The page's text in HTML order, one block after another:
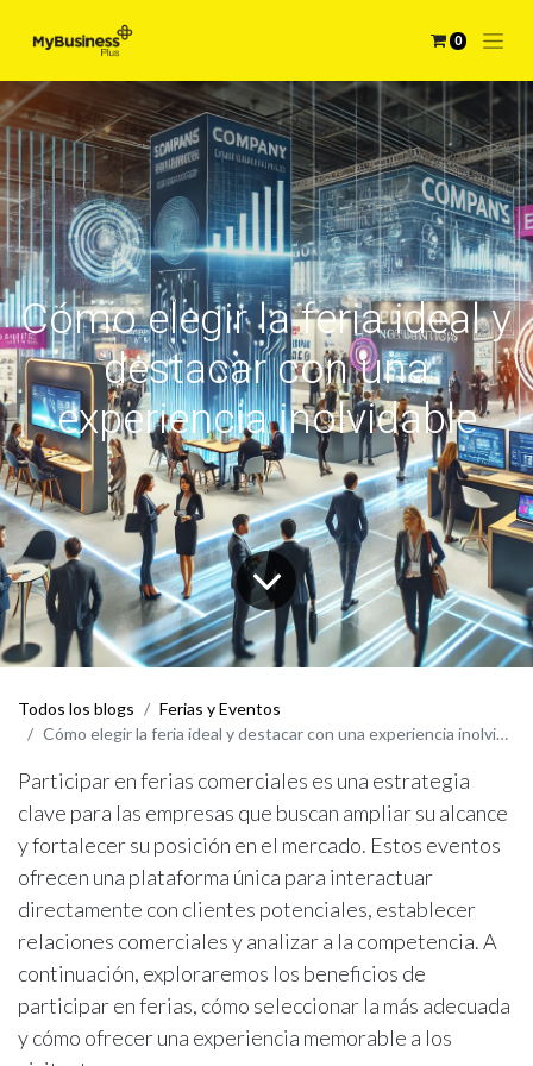
0
Cómo elegir la feria ideal y
destacar con una
experiencia inolvidable
Todos los blogs
Ferias y Eventos
Cómo elegir la feria ideal y destacar con una experiencia inolvidable
Participar en ferias comerciales es una estrategia
clave para las empresas que buscan ampliar su alcance
y fortalecer su posición en el mercado. Estos eventos
ofrecen una plataforma única para interactuar
directamente con clientes potenciales, establecer
relaciones comerciales y analizar a la competencia. A
continuación, exploraremos los beneficios de
participar en ferias, cómo seleccionar la más adecuada
y cómo ofrecer una experiencia memorable a los